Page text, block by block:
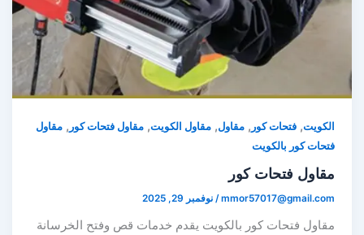
,فتحات كور,مقاول , مقاول الكويت ,مقاول فتحات كور,مقاول
كور بالكويت
فتحات كور
/نوفمبر 29, 2025
فتحات كور بالكويت يقدم خدمات قص وفتح الخرسانة